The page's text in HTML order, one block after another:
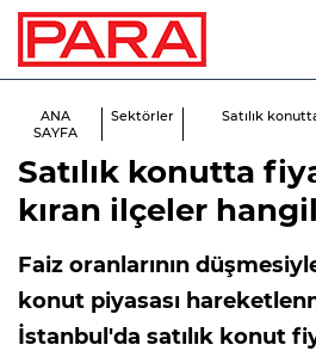
ANA
SAYFA
Sektörler
Satılık
Satılık konutta
kıran ilçeler
Faiz oranlarının
konut piyasası
İstanbul'da satılık konut